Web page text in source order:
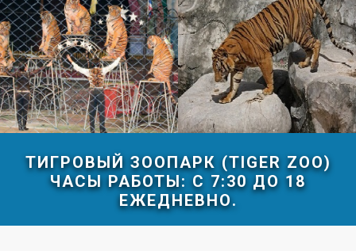
ТИГРОВЫЙ ЗООПАРК (TIGER ZOO)
ЧАСЫ РАБОТЫ: С 7:30 ДО 18
ЕЖЕДНЕВНО.